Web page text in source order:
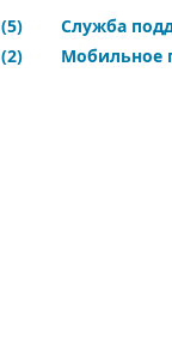
(5) Служба
(2) Мобильное